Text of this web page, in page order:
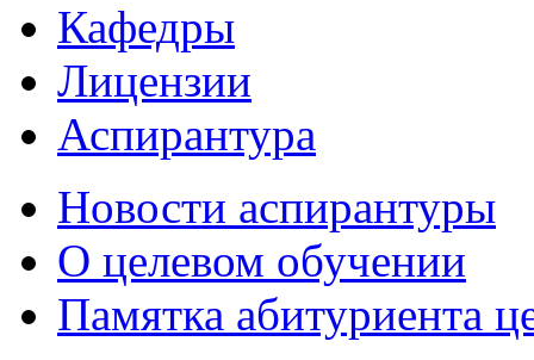
Кафедры
Лицензии
Аспирантура
Новости аспирантуры
О целевом обучении
Памятка абитуриента